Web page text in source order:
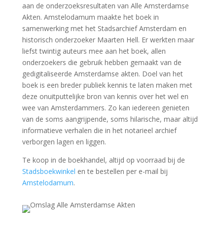
aan de onderzoeksresultaten van Alle Amsterdamse
Akten. Amstelodamum maakte het boek in
samenwerking met het Stadsarchief Amsterdam en
historisch onderzoeker Maarten Hell. Er werkten maar
liefst twintig auteurs mee aan het boek, allen
onderzoekers die gebruik hebben gemaakt van de
gedigitaliseerde Amsterdamse akten. Doel van het
boek is een breder publiek kennis te laten maken met
deze onuitputtelijke bron van kennis over het wel en
wee van Amsterdammers. Zo kan iedereen genieten
van de soms aangrijpende, soms hilarische, maar altijd
informatieve verhalen die in het notarieel archief
verborgen lagen en liggen.
Te koop in de boekhandel, altijd op voorraad bij de
Stadsboekwinkel en te bestellen per e-mail bij
Amstelodamum.